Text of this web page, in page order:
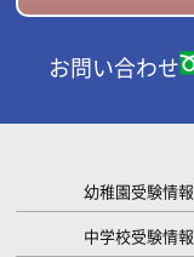
お問い合わせ
幼稚園受験情報
中学校受験情報